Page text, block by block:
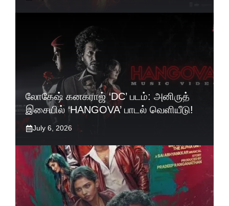
லோகேஷ் கனகராஜ் ‘DC’ படம்: அனிருத்
இசையில் ‘HANGOVA’ பாடல் வெளியீடு!
July 6, 2026